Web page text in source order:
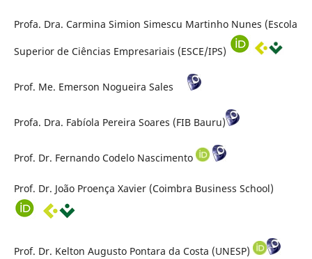
Profa. Dra. Carmina Simion Simescu Martinho Nunes (Escola
Superior de Ciências Empresariais (ESCE/IPS)
Prof. Me. Emerson Nogueira Sales
Profa. Dra. Fabíola Pereira Soares (FIB Bauru)
Prof. Dr. Fernando Codelo Nascimento
Prof. Dr. João Proença Xavier (Coimbra Business School)
Prof. Dr. Kelton Augusto Pontara da Costa (UNESP)